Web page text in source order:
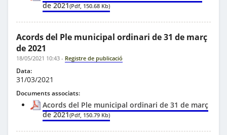
de 2021(Pdf, 150.68 Kb)
Acords del Ple municipal ordinari de 31 de març
de 2021
18/05/2021 10:43 - Registre de publicació
Data:
31/03/2021
Documents associats:
Acords del Ple municipal ordinari de 31 de març
de 2021(Pdf, 150.79 Kb)